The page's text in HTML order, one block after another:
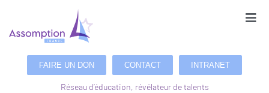
FAIRE UN DON CONTACT INTRANET
Réseau d’éducation, révélateur de talents